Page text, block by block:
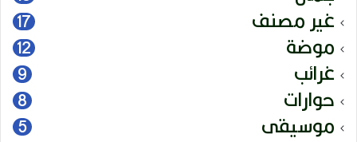
غير مصنف 17
موضة 12
غرائب 9
حوارات 8
موسيقى 5